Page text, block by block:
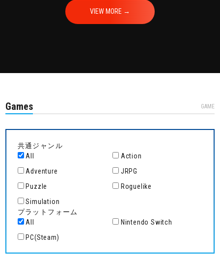
VIEW MORE →
Games GAME
共通ジャンル
All
Action
Adventure
JRPG
Puzzle
Roguelike
Simulation
プラットフォーム
All
Nintendo Switch
PC(Steam)